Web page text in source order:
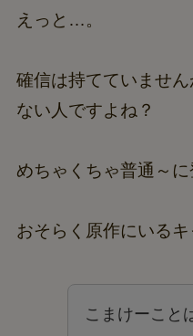
えっと…。
確信は持てていませ
ない人ですよね？
めちゃくちゃ普通～
おそらく原作にいるキ
こまけーこと